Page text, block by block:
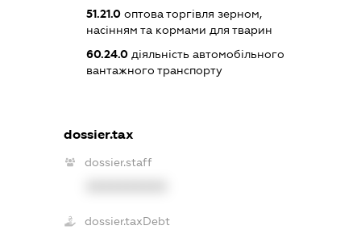
51.21.0 оптова торгівля зерном,
насінням та кормами для тварин
60.24.0 діяльність автомобільного
вантажного транспорту
dossier.tax
dossier.staff
dossier.taxDebt